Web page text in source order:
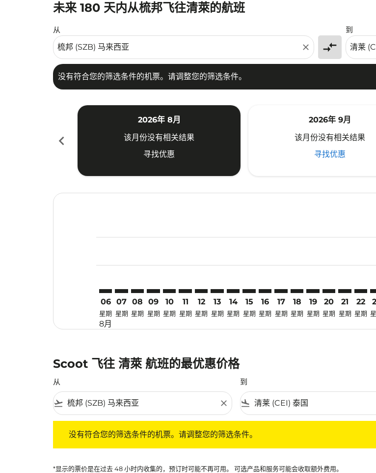
未来 180 天内从梳邦飞往清萊的航班
从
close compare_arrows
到
没有符合您的筛选条件的机票。请调整您的筛选条件。
没有符合您的筛选条件的机票。请调整您的筛选条件。
chevron_left
2026年 8月
该月份没有相关结果
寻找优惠
2026年 9月
该月份没有相关结果
寻找优惠
06
星期
8月
07
星期
08
星期
09
星期
10
星期
11
星期
12
星期
13
星期
14
星期
15
星期
16
星期
17
星期
18
星期
19
星期
20
星期
21
星期
22
星期
Scoot 飞往 清萊 航班的最优惠价格
从
flight_takeoff close
到
flight_land
没有符合您的筛选条件的机票。请调整您的筛选条件。
*显示的票价是在过去 48 小时内收集的，预订时可能不再可用。 可选产品和服务可能会收取额外费用。